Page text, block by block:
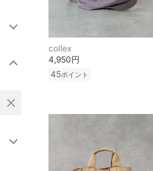
close
collex
4,950円
45ポイント